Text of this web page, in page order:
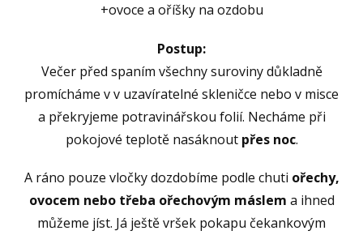
+ovoce a oříšky na ozdobu
Postup:
Večer před spaním všechny suroviny důkladně
promícháme v v uzavíratelné skleničce nebo v misce
a překryjeme potravinářskou folií. Necháme při
pokojové teplotě nasáknout přes noc.
A ráno pouze vločky dozdobíme podle chuti ořechy,
ovocem nebo třeba ořechovým máslem a ihned
můžeme jíst. Já ještě vršek pokapu čekankovým